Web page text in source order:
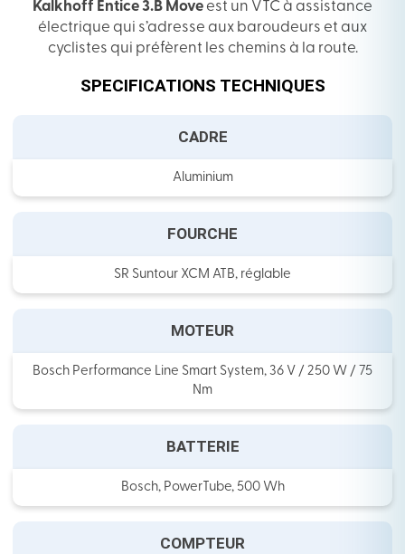
Kalkhoff Entice 3.B Move est un VTC à assistance
électrique qui s’adresse aux baroudeurs et aux
cyclistes qui préfèrent les chemins à la route.
SPECIFICATIONS TECHNIQUES
CADRE
Aluminium
FOURCHE
SR Suntour XCM ATB, réglable
MOTEUR
Bosch Performance Line Smart System, 36 V / 250 W / 75
Nm
BATTERIE
Bosch, PowerTube, 500 Wh
COMPTEUR